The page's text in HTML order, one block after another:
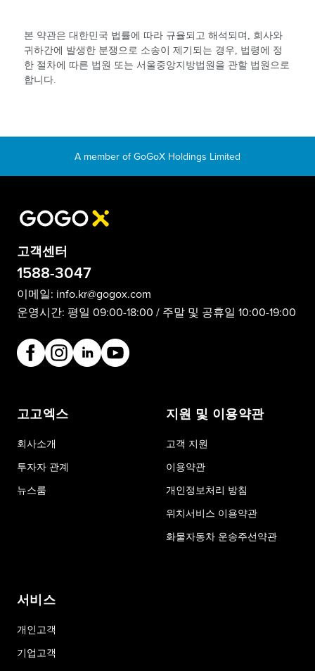
본 약관은 대한민국 법률에 따라 규율되고 해석되며, 회사와
귀하간에 발생한 분쟁으로 소송이 제기되는 경우, 법령에 정
한 절차에 따른 법원 또는 서울중앙지방법원을 관할 법원으로
합니다.
고객센터
1588-3047
이메일: info.kr@gogox.com
운영시간: 평일 09:00-18:00 / 주말 및 공휴일 10:00-19:00
고고엑스
회사소개
투자자 관계
뉴스룸
서비스
개인고객
기업고객
지원 및 이용약관
고객 지원
이용약관
개인정보처리 방침
위치서비스 이용약관
화물자동차 운송주선약관